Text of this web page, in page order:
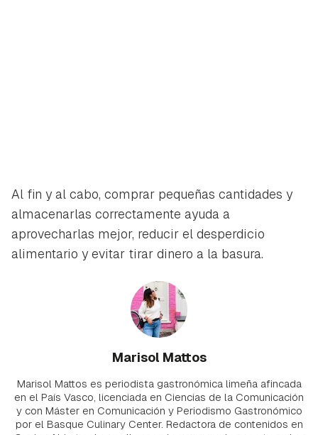
Al fin y al cabo, comprar pequeñas cantidades y
almacenarlas correctamente ayuda a
aprovecharlas mejor, reducir el desperdicio
alimentario y evitar tirar dinero a la basura.
Marisol Mattos
Marisol Mattos es periodista gastronómica limeña afincada
en el País Vasco, licenciada en Ciencias de la Comunicación
y con Máster en Comunicación y Periodismo Gastronómico
por el Basque Culinary Center. Redactora de contenidos en